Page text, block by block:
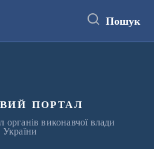
Пошук
портал
виконавчої влади
України